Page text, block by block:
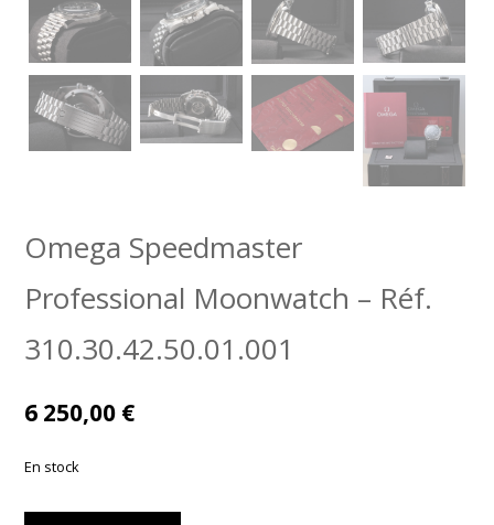
Omega Speedmaster
Professional Moonwatch – Réf.
310.30.42.50.01.001
6 250,00 €
En stock